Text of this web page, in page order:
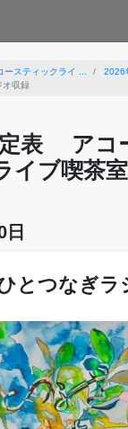
スティックライ ...
2026
オ収録
表 アコ
イブ喫茶室
とつなぎラ